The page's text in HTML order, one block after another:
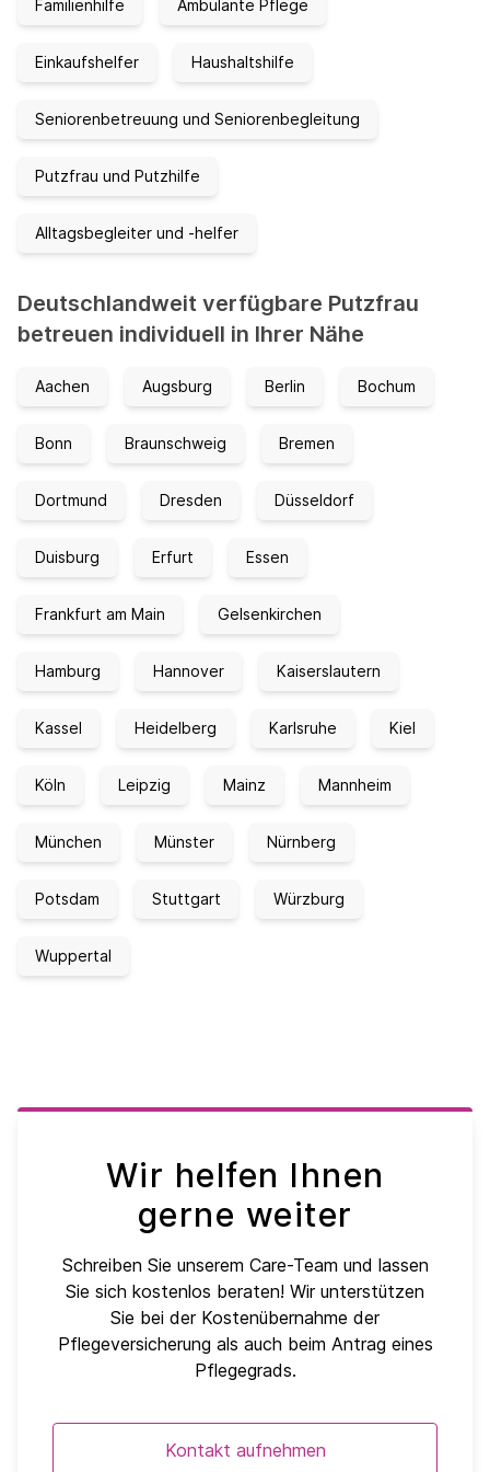
Familienhilfe Ambulante Pflege
Einkaufshelfer Haushaltshilfe
Seniorenbetreuung und Seniorenbegleitung
Putzfrau und Putzhilfe
Alltagsbegleiter und -helfer
Deutschlandweit verfügbare Putzfrau
betreuen individuell in Ihrer Nähe
Aachen Augsburg Berlin Bochum
Bonn Braunschweig Bremen
Dortmund Dresden Düsseldorf
Duisburg Erfurt Essen
Frankfurt am Main Gelsenkirchen
Hamburg Hannover Kaiserslautern
Kassel Heidelberg Karlsruhe Kiel
Köln Leipzig Mainz Mannheim
München Münster Nürnberg
Potsdam Stuttgart Würzburg
Wuppertal
Wir helfen Ihnen
gerne weiter
Schreiben Sie unserem Care-Team und lassen
Sie sich kostenlos beraten! Wir unterstützen
Sie bei der Kostenübernahme der
Pflegeversicherung als auch beim Antrag eines
Pflegegrads.
Kontakt aufnehmen